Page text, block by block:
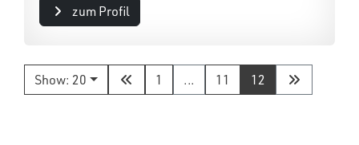
zum Profil
Show: 20 1 ... 11 12